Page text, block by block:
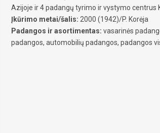
Azijoje ir 4 padangų tyrimo ir vystymo centrus
Įkūrimo metai/šalis: 2000 (1942)/P. Korėja
Padangos ir asortimentas: vasarinės
padangos, automobilių padangos, padangos